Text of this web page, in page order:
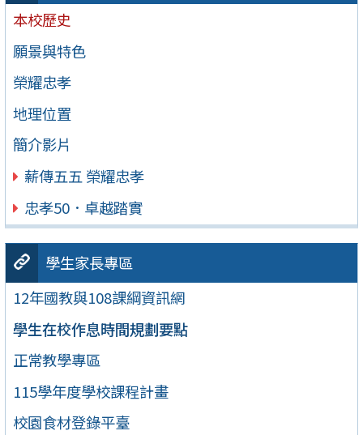
本校歷史
願景與特色
榮耀忠孝
地理位置
簡介影片
薪傳五五 榮耀忠孝
忠孝50．卓越踏實
學生家長專區
12年國教與108課綱資訊網
學生在校作息時間規劃要點
正常教學專區
115學年度學校課程計畫
校園食材登錄平臺